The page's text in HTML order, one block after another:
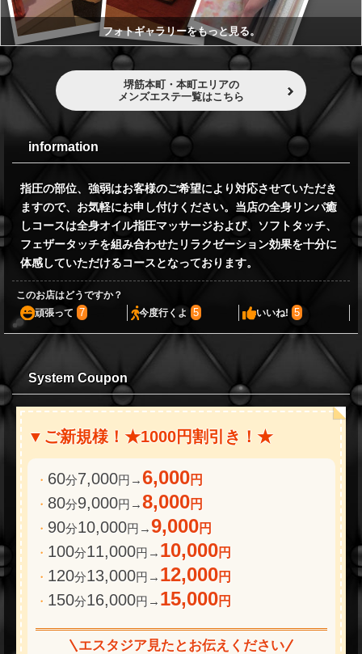
フォトギャラリーをもっと見る。
堺筋本町・本町エリアの
メンズエステ一覧はこちら
information
指圧の部位、強弱はお客様のご希望により対応させていただき
ますので、お気軽にお申し付けください。当店の全身リンパ癒
しコースは全身オイル指圧マッサージおよび、ソフトタッチ、
フェザータッチを組み合わせたリラクゼーション効果を十分に
体感していただけるコースとなっております。
このお店はどうですか？
頑張って 7 今度行くよ 5 いいね! 5
System Coupon
▼ご新規様！★1000円割引き！★
・ 60分7,000円→6,000円
・ 80分9,000円→8,000円
・ 90分10,000円→9,000円
・ 100分11,000円→ 10,000円
・ 120分13,000円→ 12,000円
・ 150分16,000円→ 15,000円
エスタジア見たとお伝えください